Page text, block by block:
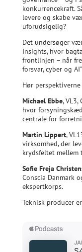
konkurrencekraft.
levere og skabe
uforudsigelig?
Det undersøger
Insights, hvor
frontlinjen – når
forsvar, cyber og AI”
Hør perspektiverne
Michael Ebbe, VL3,
hvor
centrale for
Martin Lippert,
virksomhed, der
krydsfeltet mellem
Sofie Freja
Conscia Danmark
ekspertkorps.
Teknisk producer